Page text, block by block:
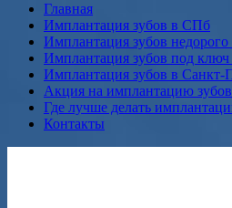
Главная
Имплантация зубов в СПб
Имплантация зубов
Имплантация зубов под
Имплантация зубов в Санкт-
Акция на имплантацию
Где лучше делать
Контакты